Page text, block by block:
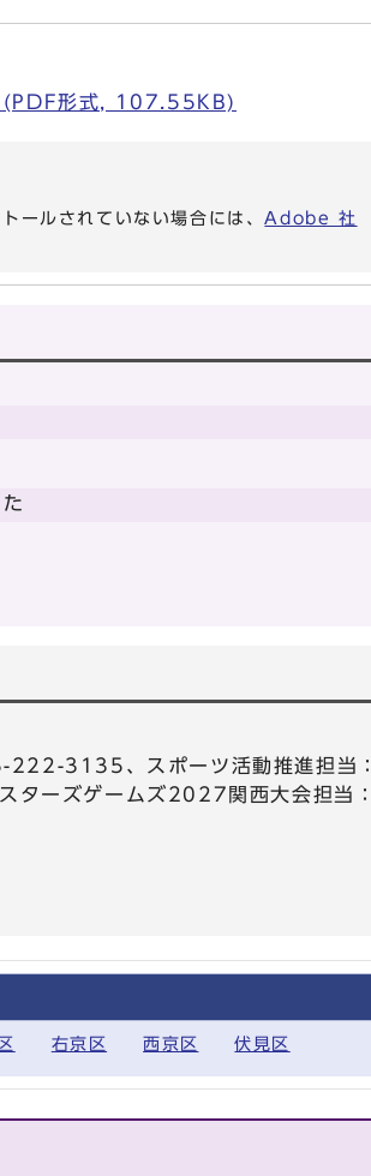
(PDF形式, 107.55KB)
ールされていない場合には、Adobe 社
3135、スポーツ活動推進担当：
ーズゲームズ2027関西大会担当：
右京区 西京区 伏見区